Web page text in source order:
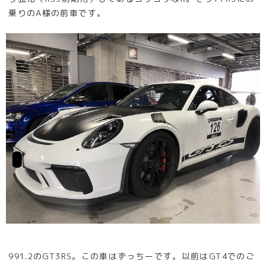
乗りのA様の前車です。
991.2のGT3RS。この車はずっちーです。以前はGT4でのご